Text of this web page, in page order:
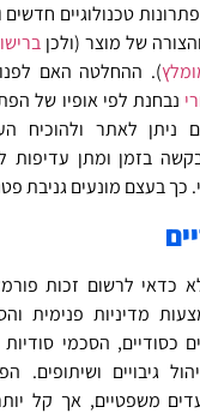
טכנולוגיים חדשים
של מוצר (ולכןברישום
). ההחלטה האם לפנות
לפי אופיו של
לאתר ולהוכיח
בזמן ומתן עדיפות
בעצם מונעים גניבת פטנט
לרשום זכות
מדיניות פנימית
הסכמי סודיות
גיבויים ושיתופים.
אך קל יותר